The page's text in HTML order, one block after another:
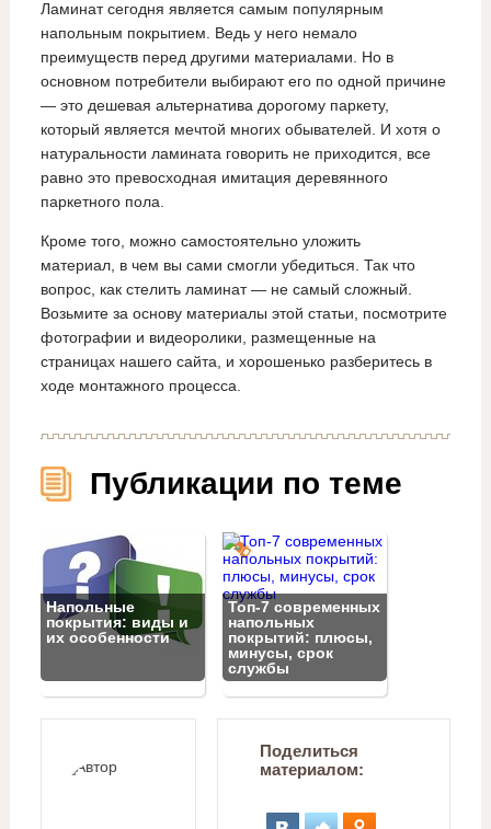
Ламинат сегодня является самым популярным
напольным покрытием. Ведь у него немало
преимуществ перед другими материалами. Но в
основном потребители выбирают его по одной причине
— это дешевая альтернатива дорогому паркету,
который является мечтой многих обывателей. И хотя о
натуральности ламината говорить не приходится, все
равно это превосходная имитация деревянного
паркетного пола.
Кроме того, можно самостоятельно уложить
материал, в чем вы сами смогли убедиться. Так что
вопрос, как стелить ламинат — не самый сложный.
Возьмите за основу материалы этой статьи, посмотрите
фотографии и видеоролики, размещенные на
страницах нашего сайта, и хорошенько разберитесь в
ходе монтажного процесса.
Публикации по теме
Напольные
покрытия: виды и
их особенности
Топ‑7 современных
напольных
покрытий: плюсы,
минусы, срок
службы
Поделиться
материалом: